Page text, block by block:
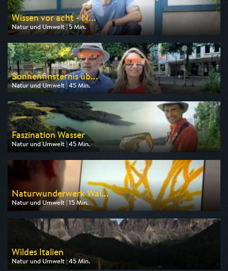
Wissen vor acht - N...
Natur und Umwelt | 5 Min.
Ausgestrahlt von ARD
am 11.08.2026, 19:45
Sonnenfinsternis üb...
Natur und Umwelt | 45 Min.
Ausgestrahlt von 3sat
am 12.08.2026, 20:15
Faszination Wasser
Natur und Umwelt | 45 Min.
Ausgestrahlt von ZDF info
am 09.08.2026, 21:40
Naturwunderwerk Wal...
Natur und Umwelt | 15 Min.
Ausgestrahlt von 3sat
am 09.08.2026, 12:45
Wildes Italien
Natur und Umwelt | 45 Min.
Ausgestrahlt von WDR